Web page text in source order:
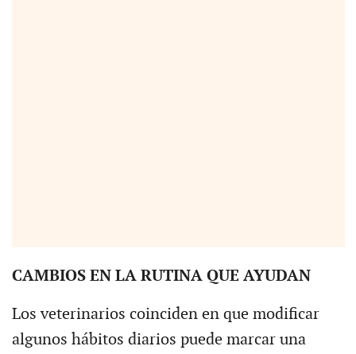
CAMBIOS EN LA RUTINA QUE AYUDAN
Los veterinarios coinciden en que modificar
algunos hábitos diarios puede marcar una